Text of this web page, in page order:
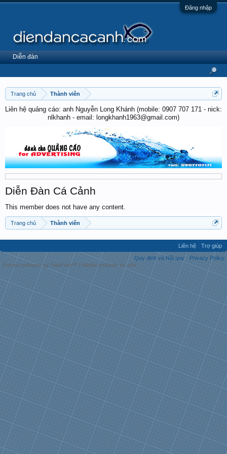
Đăng nhập
Trang chủ Thành viên
Liên hệ quảng cáo: anh Nguyễn Long Khánh (mobile: 0907 707 171 - nick:
nlkhanh - email: longkhanh1963@gmail.com)
Diễn Đàn Cá Cảnh
This member does not have any content.
Trang chủ Thành viên
Diễn đàn
Liên hệ
Trợ giúp
Quy định và Nội quy
Privacy Policy
Forum software by XenForo™ | Media embeds by s9e